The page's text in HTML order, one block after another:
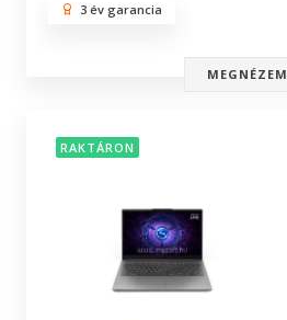
3 év garancia
MEGNÉZEM
RAKTÁRON